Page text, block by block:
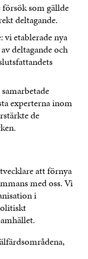
som gällde
deltagande.
etablerade nya
deltagande och
experterna inom
de
att förnya
med oss. Vi
i